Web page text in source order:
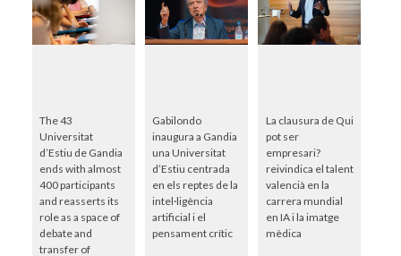
The 43
Universitat
d’Estiu de Gandia
ends with almost
400 participants
and reasserts its
role as a space of
debate and
transfer of
Gabilondo
inaugura a Gandia
una Universitat
d’Estiu centrada
en els reptes de la
intel·ligència
artificial i el
pensament crític
La clausura de Qui
pot ser
empresari?
reivindica el talent
valencià en la
carrera mundial
en IA i la imatge
mèdica